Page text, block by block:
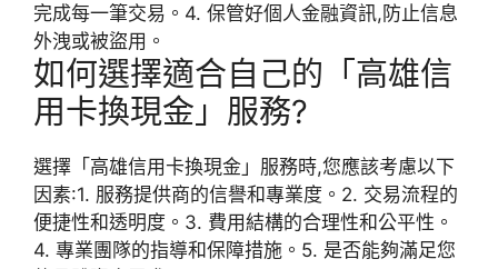
完成每一筆交易。4. 保管好個人金融資訊,防止信息
外洩或被盜用。
如何選擇適合自己的「高雄信
用卡換現金」服務?
選擇「高雄信用卡換現金」服務時,您應該考慮以下
因素:1. 服務提供商的信譽和專業度。2. 交易流程的
便捷性和透明度。3. 費用結構的合理性和公平性。
4. 專業團隊的指導和保障措施。5. 是否能夠滿足您